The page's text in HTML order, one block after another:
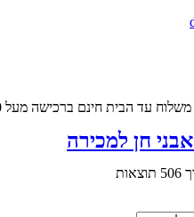
משלוח עד הבית חינם ברכישה מעל 500 ₪
אבני חן למכירה